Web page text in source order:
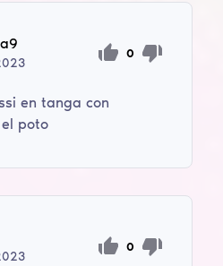
0
en tanga con
poto
0